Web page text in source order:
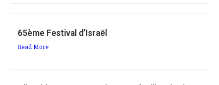
65ème Festival d’Israël
Read More